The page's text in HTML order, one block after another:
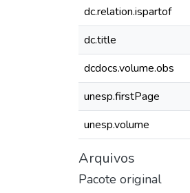
dc.relation.ispartof
dc.title
dcdocs.volume.obs
unesp.firstPage
unesp.volume
Arquivos
Pacote original